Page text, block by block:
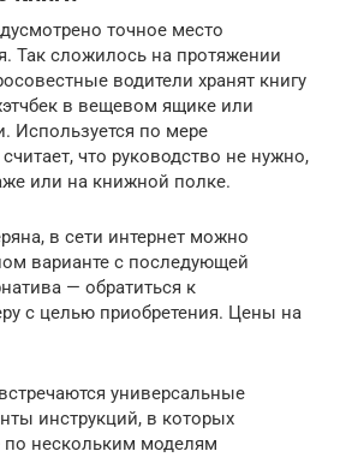
точное место
Так сложилось на протяжении
водители хранят книгу
в вещевом ящике или
Используется по мере
что руководство не нужно,
или на книжной полке.
в сети интернет можно
варианте с последующей
— обратиться к
с целью приобретения. Цены на
универсальные
инструкций, в которых
нескольким моделям